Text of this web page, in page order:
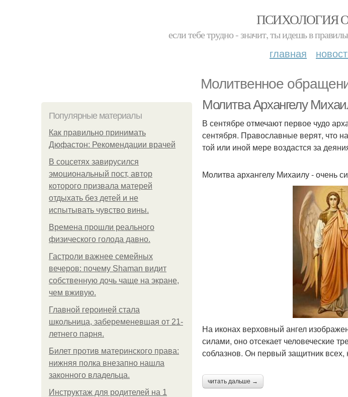
ПСИХОЛОГИЯ
если тебе трудно - значит, ты идешь в
главная
Молитвенное
Популярные материалы
Как правильно принимать
Дюфастон: Рекомендации врачей
В соцсетях завирусился
эмоциональный пост, автор
которого призвала матерей
отдыхать без детей и не
испытывать чувство вины.
Bpeмена прошли реального
физического голода давно.
Гастроли важнее семейных
вечеров: почему Shaman видит
собственную дочь чаще на экране,
чем вживую.
Главной героиней стала
школьница, забеременевшая от 21-
летнего парня.
Билет против материнского права:
нижняя полка внезапно нашла
законного владельца.
Инструктаж для родителей на 1
Молитва Архангелу
В сентябре отмечают первое чудо
сентября. Православные верят, что
той или иной мере воздастся за
Молитва архангелу Михаилу - очень
На иконах верховный ангел
силами, оно отсекает человеческие
соблазнов. Он первый защитник всех,
читать дальше →